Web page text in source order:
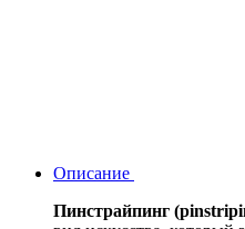
Описание
Пинстрайпинг